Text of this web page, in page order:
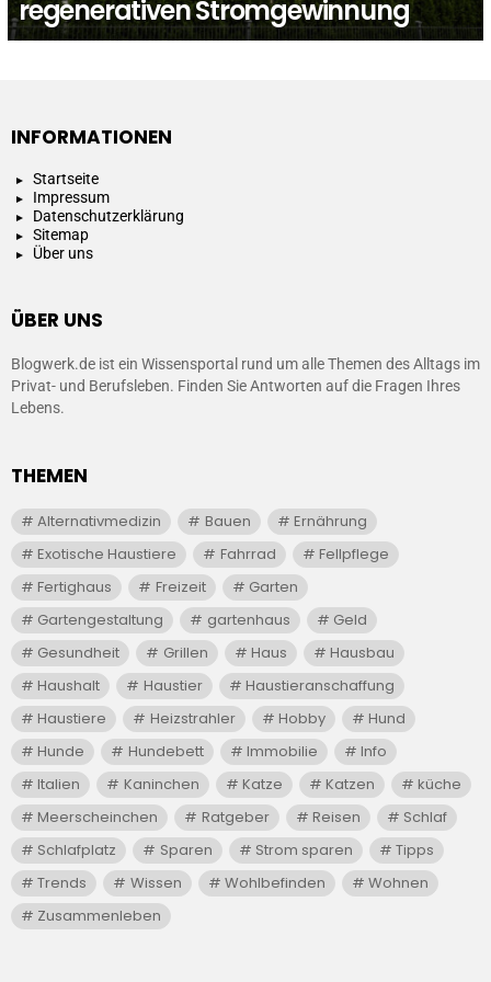
regenerativen Stromgewinnung
INFORMATIONEN
Startseite
Impressum
Datenschutzerklärung
Sitemap
Über uns
ÜBER UNS
Blogwerk.de ist ein Wissensportal rund um alle Themen des Alltags im
Privat- und Berufsleben. Finden Sie Antworten auf die Fragen Ihres
Lebens.
THEMEN
Alternativmedizin Bauen
Ernährung
Exotische Haustiere
Fahrrad
Fellpflege
Fertighaus
Freizeit
Garten
Gartengestaltung
gartenhaus
Geld
Gesundheit
Grillen Haus
Hausbau
Haushalt
Haustier
Haustieranschaffung
Haustiere
Heizstrahler Hobby
Hund
Hunde
Hundebett Immobilie
Info
Italien
Kaninchen Katze Katzen
küche
Meerscheinchen
Ratgeber Reisen
Schlaf
Schlafplatz
Sparen Strom sparen
Tipps
Trends
Wissen Wohlbefinden
Wohnen
Zusammenleben